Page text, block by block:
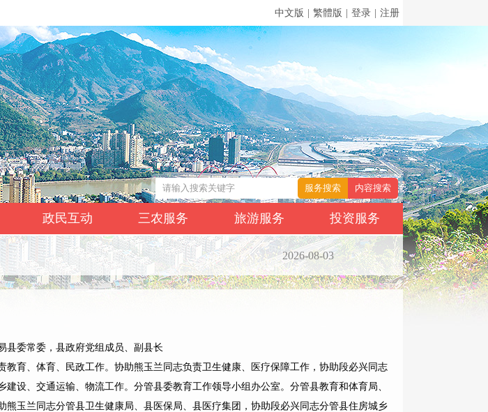
中文版 繁體版 登录 注册
政民互动 三农服务 旅游服务 投资服务
2026-08-03
县委常委，县政府党组成员、副县长
教育、体育、民政工作。协助熊玉兰同志负责卫生健康、医疗保障工作，协助段必兴同志
建设、交通运输、物流工作。分管县委教育工作领导小组办公室。分管县教育和体育局、
熊玉兰同志分管县卫生健康局、县医保局、县医疗集团，协助段必兴同志分管县住房城乡